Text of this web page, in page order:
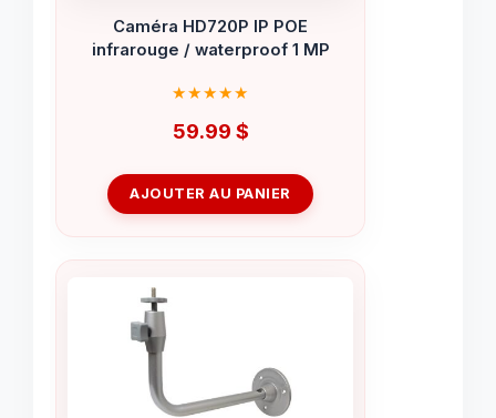
Caméra HD720P IP POE
infrarouge / waterproof 1 MP
59.99 $
AJOUTER AU PANIER